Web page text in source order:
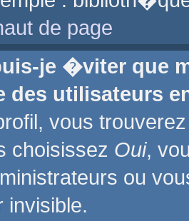
de page
je �viter que
des utilisateurs
vous
choisissez Oui,
ou
invisible.